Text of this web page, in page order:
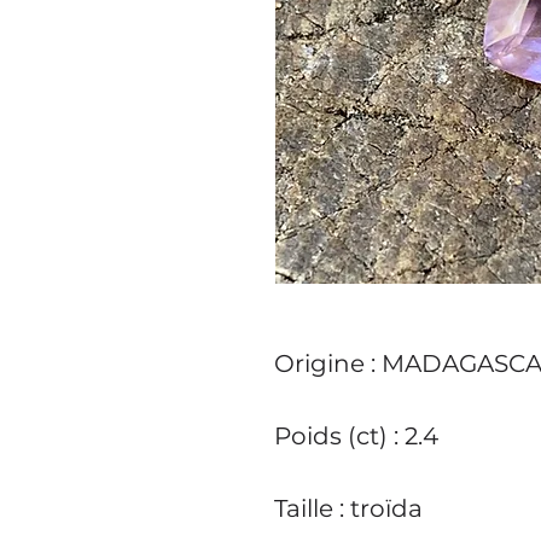
Origine :
Poids (ct) : 2.4
Taille : troïda